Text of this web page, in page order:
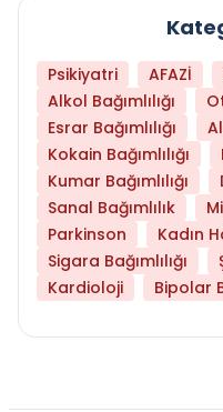
Psikiyatri AFAZİ
Alkol Bağımlılığı
Esrar Bağımlılığı
Kokain Bağımlılığı
Kumar Bağımlılığı
Sanal Bağımlılık
Parkinson
Kadın
Sigara Bağımlılığı
Kardioloji
Bipolar